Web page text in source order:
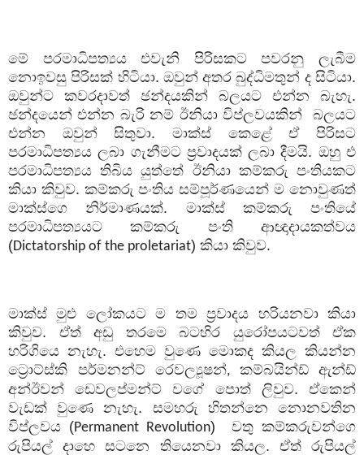
මේ පරමාධිපත්‍යය එවැනි පිරිසකට පවරනු ලැබීම
නොඉවසු පිරිසක් හිටියා. ඔවුන් අතර බුද්ධිමතුන් ද සිටියා.
ඔවුන්ට කවරදාවත් ඡන්දයකින් බලයට එන්න බැහැ.
ඡන්දයෙන් එන්න බැරි නම් ඊනියා විප්ලවයකින්
බලයට
එන්න ඔවුන් සිතුවා. මාක්ස් කෙළේ ඒ පිරිසට
පරමාධිපත්‍යය ලබා ගැනීමට ප්‍රවාදයක් ලබා දීමයි. ඔහු එ
පරමාධිපත්‍යය තිබිය යුත්තේ ඊනියා කම්කරු පංතියකට
කියා කිවුව. කම්කරු පංතිය සම්පූර්ණයෙන් ම නොවුණත්
මාක්ස්ගෙ නිර්මාණයක්. මාක්ස් කම්කරු පංතියේ
පරමාධිපත්‍යයට කම්කරු පංති ආඥාදායකත්වය
(Dictatorship of the proletariat) කියා කිවුව.
මාක්ස් මුළු ලෝකයට ම තම ප්‍රවාදය හරියනවා කියා
කිවුව. ඒත් අඩු තරමෙ බටහිර යුරෝපයටවත් ඒක
හරිගියෙ නැහැ. එහෙම වුණෙ මොකද කියල කියන්න
ට්‍රොට්ස්කි පර්මනන්ට් රෙවල්‍යූෂන්, කම්බයින්ඩ් ඇන්ඩ්
අන්ඊවන් ඩෙවලප්මන්ට් වගේ පොත් ලිවුව. ඒකෙන්
වැඩක් වුණෙ නැහැ. සමහරු හිතන්නෙ නොනවතින
විප්ලවය (Permanent Revolution)
වතු කම්කරුවන්ගෙ
රුපියල් දාහෙ සටනෙ තියෙනවා කියල. ඒත් රුපියල්